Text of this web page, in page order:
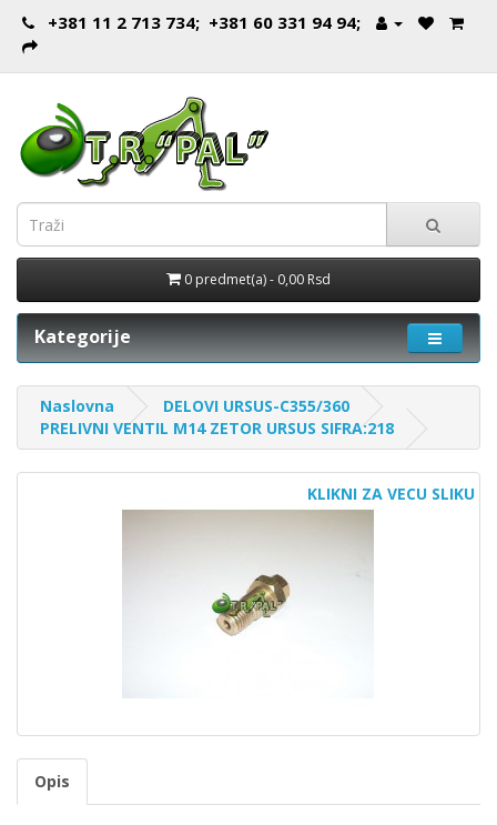
+381 11 2 713 734; +381 60 331 94 94;
0 predmet(a) - 0,00 Rsd
Kategorije
Naslovna
DELOVI URSUS-C355/360
PRELIVNI VENTIL M14 ZETOR URSUS SIFRA:218
KLIKNI ZA VECU SLIKU
Opis